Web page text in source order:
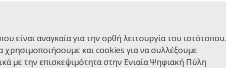
είναι αναγκαία για την ορθή λειτουργία του ιστότοπου.
χρησιμοποιήσουμε και cookies για να συλλέξουμε
με την επισκεψιμότητα στην Ενιαία Ψηφιακή Πύλη
σελίδα;